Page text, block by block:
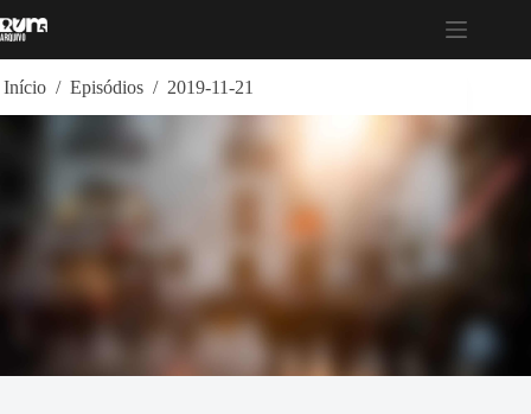
para
Início / Episódios / 2019-11-21